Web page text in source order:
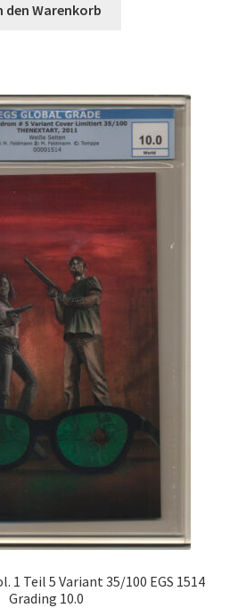
den Warenkorb
1 Teil 5 Variant 35/100 EGS 1514
Grading 10.0